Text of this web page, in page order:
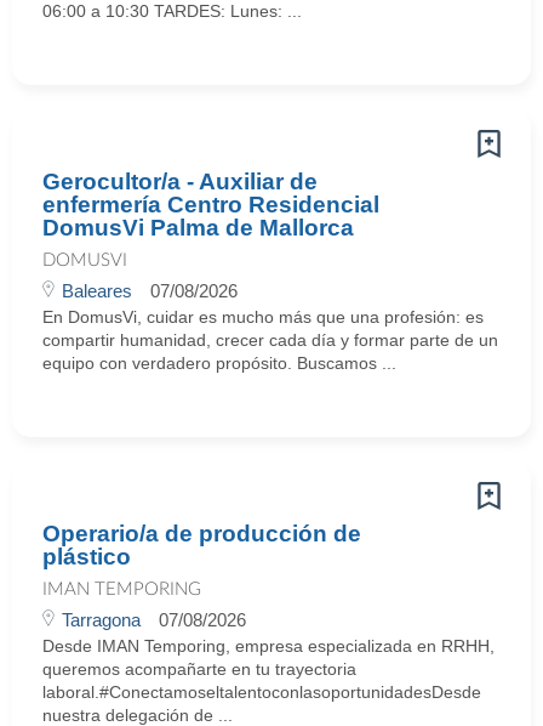
06:00 a 10:30 TARDES: Lunes: ...
Gerocultor/a - Auxiliar de
enfermería Centro Residencial
DomusVi Palma de Mallorca
DOMUSVI
Baleares 07/08/2026
En DomusVi, cuidar es mucho más que una profesión: es
compartir humanidad, crecer cada día y formar parte de un
equipo con verdadero propósito. Buscamos ...
Operario/a de producción de
plástico
IMAN TEMPORING
Tarragona 07/08/2026
Desde IMAN Temporing, empresa especializada en RRHH,
queremos acompañarte en tu trayectoria
laboral.#ConectamoseltalentoconlasoportunidadesDesde
nuestra delegación de ...